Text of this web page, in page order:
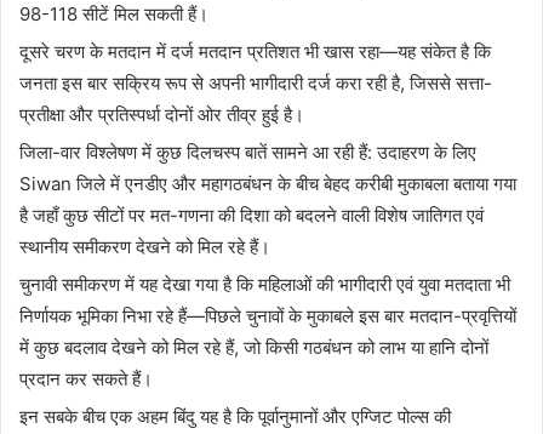
98-118 सीटें मिल सकती हैं।
दूसरे चरण के मतदान में दर्ज मतदान प्रतिशत भी खास रहा—यह संकेत है कि
जनता इस बार सक्रिय रूप से अपनी भागीदारी दर्ज करा रही है, जिससे सत्ता-
प्रतीक्षा और प्रतिस्पर्धा दोनों ओर तीव्र हुई है।
जिला-वार विश्लेषण में कुछ दिलचस्प बातें सामने आ रही हैं: उदाहरण के लिए
Siwan जिले में एनडीए और महागठबंधन के बीच बेहद करीबी मुकाबला बताया गया
है जहाँ कुछ सीटों पर मत-गणना की दिशा को बदलने वाली विशेष जातिगत एवं
स्थानीय समीकरण देखने को मिल रहे हैं।
चुनावी समीकरण में यह देखा गया है कि महिलाओं की भागीदारी एवं युवा मतदाता भी
निर्णायक भूमिका निभा रहे हैं—पिछले चुनावों के मुकाबले इस बार मतदान-प्रवृत्तियों
में कुछ बदलाव देखने को मिल रहे हैं, जो किसी गठबंधन को लाभ या हानि दोनों
प्रदान कर सकते हैं।
इन सबके बीच एक अहम बिंदु यह है कि पूर्वानुमानों और एग्जिट पोल्स की